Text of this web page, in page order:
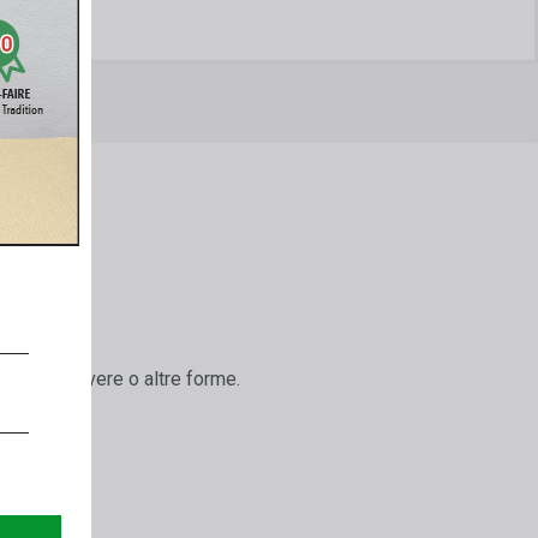
polvere o altre forme.